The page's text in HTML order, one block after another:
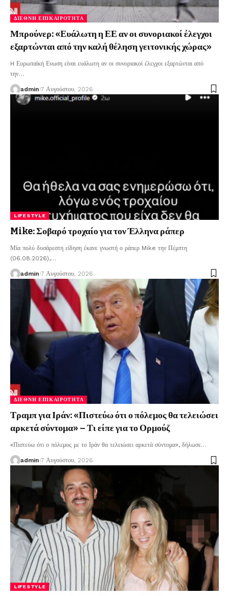
ΔΙΕΘΝΉ ΕΠΙΚΑΙΡΌΤΗΤΑ
Μπρούνερ: «Ευάλωτη η ΕΕ αν οι συνοριακοί έλεγχοι
εξαρτώνται από την καλή θέληση γειτονικής χώρας»
H Ευρωπαϊκή Ενωση είναι ευάλωτη αν οι συνοριακοί έλεγχοι εξαρτώνται από
την…
admin 7 Αυγούστου, 2026
LIFESTYLE
Mike: Σοβαρό τροχαίο για τον Έλληνα ράπερ
Μία πολύ δυσάρεστη είδηση έκανε γνωστή ο ράπερ Mike την Πέμπτη
(06.08.2026),…
admin 7 Αυγούστου, 2026
ΔΙΕΘΝΉ ΕΠΙΚΑΙΡΌΤΗΤΑ
Τραμπ για Ιράν: «Πιστεύω ότι ο πόλεμος θα τελειώσει
αρκετά σύντομα» – Τι είπε για το Ορμούζ
«Πιστεύω ότι ο πόλεμος με το Ιράν θα τελειώσει αρκετά σύντομα», δήλωσε…
admin 7 Αυγούστου, 2026
LIFESTYLE